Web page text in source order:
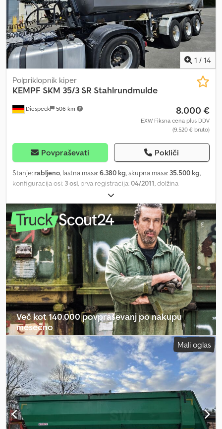
Crsdpfxjzkknds Apvof
1 / 14
Diespeck 506 km
Polpriklopnik kiper
KEMPF SKM 35/3 SR Stahlrundmulde
8.000 €
EXW Fiksna cena plus DDV
(9.520 € bruto)
Povpraševati Pokliči
Stanje: rabljeno, lastna masa:6.380 kg, skupna masa: 35.500 kg,
konfiguracija osi: 3 osi, prva registracija:04/2011, dolžina
, širina tovornega prostora:
mm, višina nakladalnega prostora:1.450 mm, prostornina
tovornega prostora:
24 m³, velikost pnevmatike:385/65 R22,5,
medosna razdalja:1.310 mm, barva:srebrn, Oprema:ABS , EBS
Bobnasta zavora Nosilnost 28.620 kg Zračno vzmetenje Dno 4 mm
– stene 4 mm Osnova BPW Aluminijasta platišča Naprava za dvig in
spuščanje Zaščita proti podiranju, zložljiva Mehanizem za izpust
zrn Platforma Pridržana pravica do sprememb. Csdpfszrhfcjx
Apverf
Več kot 140.000 povpraševanj po nakupu
mesečno
Izberite paket za prodajalce Mali oglas